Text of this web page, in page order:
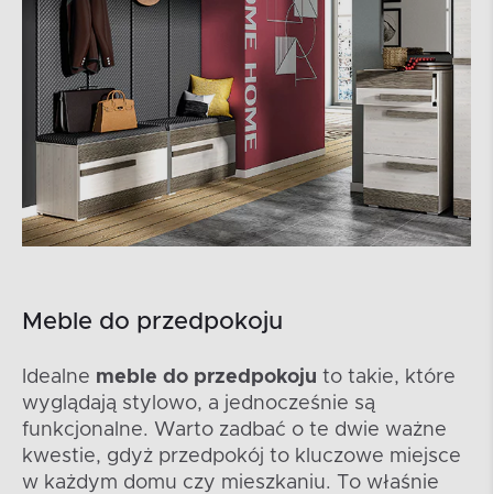
Meble do przedpokoju
Idealne meble do przedpokoju to takie, które
wyglądają stylowo, a jednocześnie są
funkcjonalne. Warto zadbać o te dwie ważne
kwestie, gdyż przedpokój to kluczowe miejsce
w każdym domu czy mieszkaniu. To właśnie